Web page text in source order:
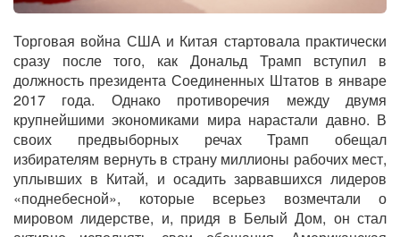
Торговая война США и Китая стартовала практически
сразу после того, как Дональд Трамп вступил в
должность президента Соединенных Штатов в январе
2017 года. Однако противоречия между двумя
крупнейшими экономиками мира нарастали давно. В
своих предвыборных речах Трамп обещал
избирателям вернуть в страну миллионы рабочих мест,
уплывших в Китай, и осадить зарвавшихся лидеров
«поднебесной», которые всерьез возмечтали о
мировом лидерстве, и, придя в Белый Дом, он стал